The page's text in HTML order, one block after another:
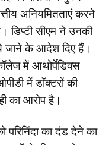
अनियमितताएं करने
सीएम ने उनकी
जाने के आदेश दिए हैं।
में आथोर्पेडिक्स
में डॉक्टरों की
का आरोप है।
परिनिंदा का दंड देने का